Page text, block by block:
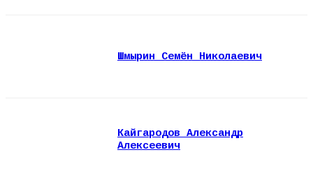
Шмырин Семён Николаевич
Кайгародов Александр
Алексеевич